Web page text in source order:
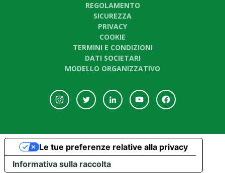
REGOLAMENTO
SICUREZZA
PRIVACY
COOKIE
TERMINI E CONDIZIONI
DATI SOCIETARI
MODELLO ORGANIZZATIVO
Informativa sulla raccolta
Le tue preferenze relative alla privacy